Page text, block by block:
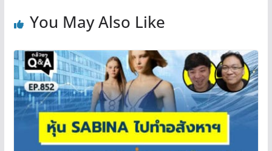
You May Also Like